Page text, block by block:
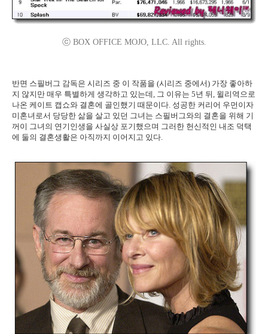
ⓒ BOX OFFICE MOJO, LLC. All rights.
반면 스필버그 감독은 시리즈 중 이 작품을 (시리즈 중에서) 가장 좋아하
지 않지만 매우 특별하게 생각하고 있는데, 그 이유는 5년 뒤, 윌리역으로
나온 케이트 캡쇼와 결혼에 골인했기 때문이다. 성공한 커리어 우먼이자
미혼녀로서 당당한 삶을 살고 있던 그녀는 스필버그와의 결혼을 위해 기
꺼이 그녀의 연기인생을 사실상 포기했으며 그러한 헌신적인 내조 덕택
에 둘의 결혼생활은 아직까지 이어지고 있다.